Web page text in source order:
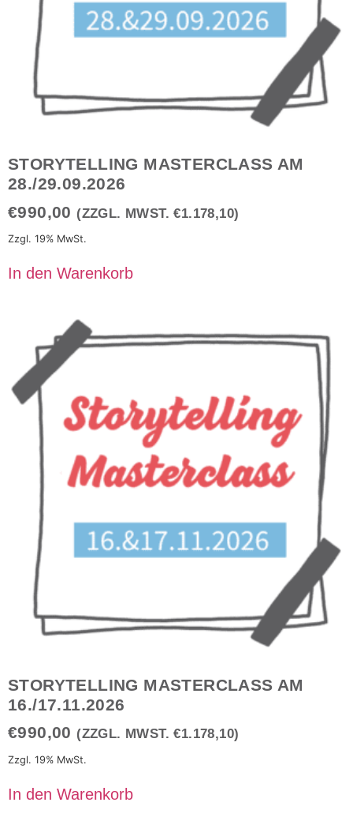
STORYTELLING MASTERCLASS AM
28./29.09.2026
€990,00 (ZZGL. MWST.€1.178,10)
Zzgl. 19% MwSt.
In den Warenkorb
STORYTELLING MASTERCLASS AM
16./17.11.2026
€990,00 (ZZGL. MWST.€1.178,10)
Zzgl. 19% MwSt.
In den Warenkorb